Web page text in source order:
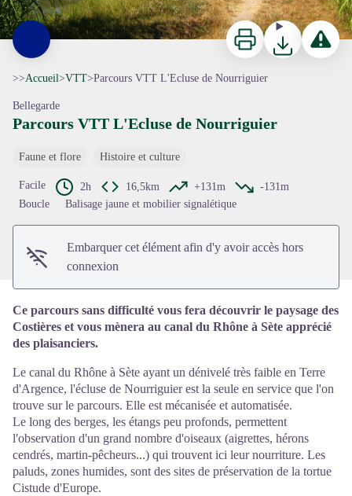
ImprimerTéléchargerSignaler
>>Accueil>VTT>Parcours VTT L'Ecluse de Nourriguier
Bellegarde
Parcours VTT L'Ecluse de Nourriguier
Faune et flore Histoire et culture
Facile 2h 16,5km +131m
-131m
Boucle
Balisage jaune et mobilier signalétique
Embarquer cet élément afin d'y avoir accès hors
connexion
Ce parcours sans difficulté vous fera découvrir le paysage des
Costières et vous mènera au canal du Rhône à Sète apprécié
des plaisanciers.
Le canal du Rhône à Sète ayant un dénivelé très faible en Terre
d'Argence, l'écluse de Nourriguier est la seule en service que l'on
trouve sur le parcours. Elle est mécanisée et automatisée.
Le long des berges, les étangs peu profonds, permettent
l'observation d'un grand nombre d'oiseaux (aigrettes, hérons
cendrés, martin-pêcheurs...) qui trouvent ici leur nourriture. Les
paluds, zones humides, sont des sites de préservation de la tortue
Cistude d'Europe.